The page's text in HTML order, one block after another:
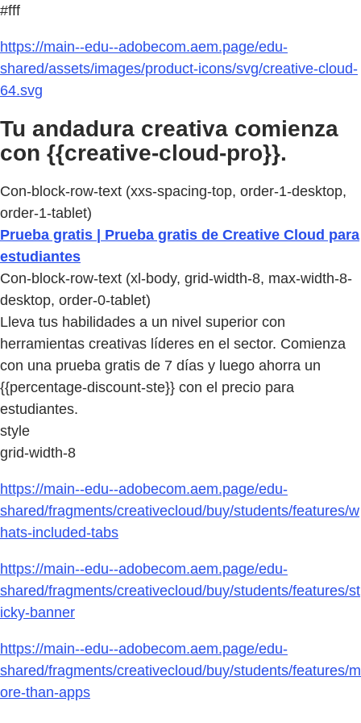
#fff
https://main--edu--adobecom.aem.page/edu-
shared/assets/images/product-icons/svg/creative-cloud-
64.svg
Tu andadura creativa comienza
con {{creative-cloud-pro}}.
Con-block-row-text (xxs-spacing-top, order-1-desktop,
order-1-tablet)
Prueba gratis | Prueba gratis de Creative Cloud para
estudiantes
Con-block-row-text (xl-body, grid-width-8, max-width-8-
desktop, order-0-tablet)
Lleva tus habilidades a un nivel superior con
herramientas creativas líderes en el sector. Comienza
con una prueba gratis de 7 días y luego ahorra un
{{percentage-discount-ste}} con el precio para
estudiantes.
style
grid-width-8
https://main--edu--adobecom.aem.page/edu-
shared/fragments/creativecloud/buy/students/features/w
hats-included-tabs
https://main--edu--adobecom.aem.page/edu-
shared/fragments/creativecloud/buy/students/features/st
icky-banner
https://main--edu--adobecom.aem.page/edu-
shared/fragments/creativecloud/buy/students/features/m
ore-than-apps